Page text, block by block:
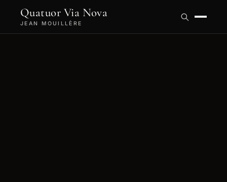
Quatuor Via Nova
JEAN MOUILLÈRE